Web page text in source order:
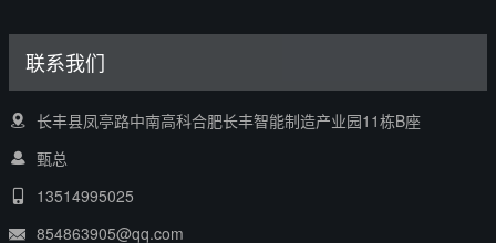
联系我们
长丰县凤亭路中南高科合肥长丰智能制造产业园11栋B座
甄总
13514995025
854863905@qq.com